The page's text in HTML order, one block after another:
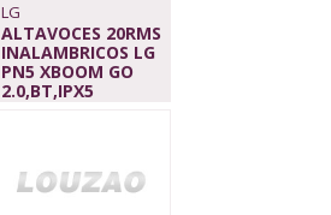
LG
ALTAVOCES 20RMS
INALAMBRICOS LG
PN5 XBOOM GO
2.0,BT,IPX5